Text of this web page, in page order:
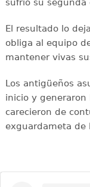
sufrió su segunda
El resultado lo
obliga al equipo
mantener vivas
Los antigüeños
inicio y generaron
carecieron de
exguardameta de